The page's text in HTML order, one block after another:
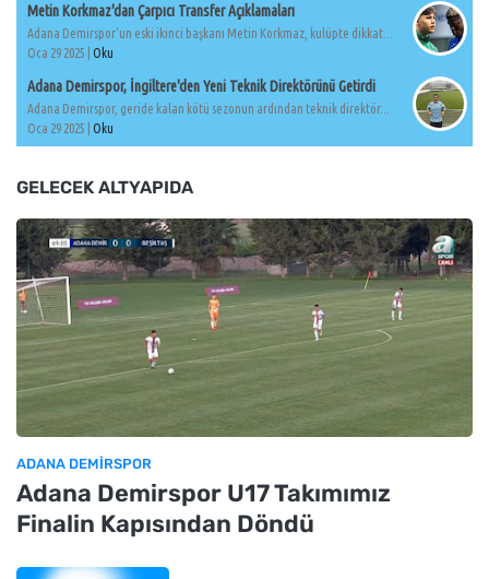
Metin Korkmaz'dan Çarpıcı Transfer Açıklamaları
Adana Demirspor'un eski ikinci başkanı Metin Korkmaz, kulüpte dikkat...
Oca 29 2025 | Oku
Adana Demirspor, İngiltere'den Yeni Teknik Direktörünü Getirdi
Adana Demirspor, geride kalan kötü sezonun ardından teknik direktör...
Oca 29 2025 | Oku
GELECEK ALTYAPIDA
ADANA DEMIRSPOR
Adana Demirspor U17 Takımımız
Finalin Kapısından Döndü